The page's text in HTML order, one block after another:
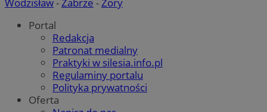
Portal
Redakcja
Patronat medialny
Praktyki w silesia.info.pl
Regulaminy portalu
Polityka prywatności
Oferta